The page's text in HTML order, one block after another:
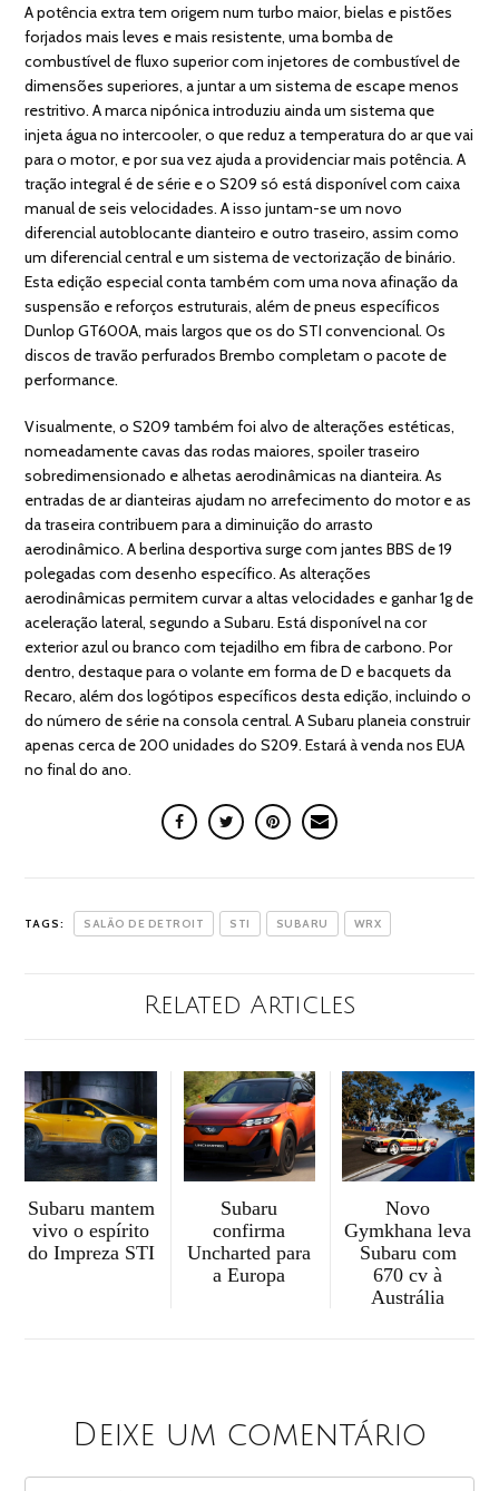
A potência extra tem origem num turbo maior, bielas e pistões
forjados mais leves e mais resistente, uma bomba de
combustível de fluxo superior com injetores de combustível de
dimensões superiores, a juntar a um sistema de escape menos
restritivo. A marca nipónica introduziu ainda um sistema que
injeta água no intercooler, o que reduz a temperatura do ar que vai
para o motor, e por sua vez ajuda a providenciar mais potência. A
tração integral é de série e o S209 só está disponível com caixa
manual de seis velocidades. A isso juntam-se um novo
diferencial autoblocante dianteiro e outro traseiro, assim como
um diferencial central e um sistema de vectorização de binário.
Esta edição especial conta também com uma nova afinação da
suspensão e reforços estruturais, além de pneus específicos
Dunlop GT600A, mais largos que os do STI convencional. Os
discos de travão perfurados Brembo completam o pacote de
performance.
Visualmente, o S209 também foi alvo de alterações estéticas,
nomeadamente cavas das rodas maiores, spoiler traseiro
sobredimensionado e alhetas aerodinâmicas na dianteira. As
entradas de ar dianteiras ajudam no arrefecimento do motor e as
da traseira contribuem para a diminuição do arrasto
aerodinâmico. A berlina desportiva surge com jantes BBS de 19
polegadas com desenho específico. As alterações
aerodinâmicas permitem curvar a altas velocidades e ganhar 1g de
aceleração lateral, segundo a Subaru. Está disponível na cor
exterior azul ou branco com tejadilho em fibra de carbono. Por
dentro, destaque para o volante em forma de D e bacquets da
Recaro, além dos logótipos específicos desta edição, incluindo o
do número de série na consola central. A Subaru planeia construir
apenas cerca de 200 unidades do S209. Estará à venda nos EUA
no final do ano.
TAGS: SALÃO DE DETROIT STI SUBARU WRX
Related Articles
Subaru mantem
vivo o espírito
do Impreza STI
Subaru
confirma
Uncharted para
a Europa
Novo
Gymkhana leva
Subaru com
670 cv à
Austrália
Deixe um comentário
COMMENT